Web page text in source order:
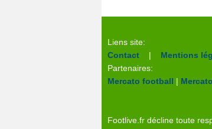
Liens site:
Contact | Mentions
Partenaires:
Mercato football |
Footlive.fr décline toute